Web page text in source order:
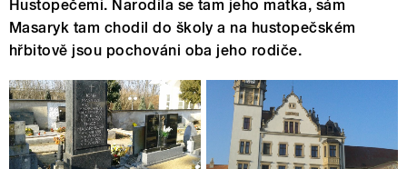
Hustopečemi. Narodila se tam jeho matka, sám
Masaryk tam chodil do školy a na hustopečském
hřbitově jsou pochováni oba jeho rodiče.